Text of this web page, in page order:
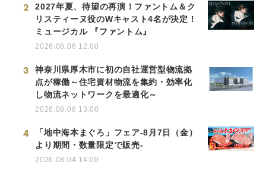
2
2027年夏、待望の再演！ファントム＆ク
リスティーヌ役のWキャスト4名が決定！
ミュージカル 『ファントム』
2026.08.06 12:00
3
神奈川県厚木市に初の自社運営型物流拠
点が稼働～住宅資材物流を集約・効率化
し物流ネットワークを最適化～
2026.08.06 13:00
4
「地中海本まぐろ」フェア-8月7日（金）
より期間・数量限定で販売-
2026.08.04 14:00